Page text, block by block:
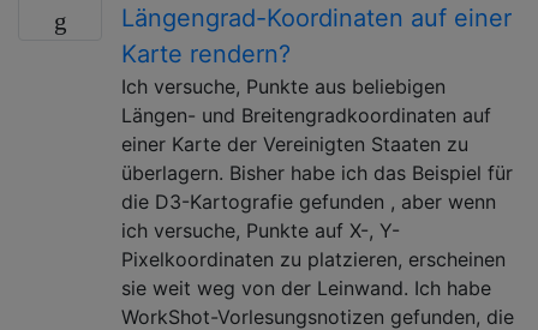
Längengrad-Koordinaten auf einer
Karte rendern?
Ich versuche, Punkte aus beliebigen
Längen- und Breitengradkoordinaten auf
einer Karte der Vereinigten Staaten zu
überlagern. Bisher habe ich das Beispiel für
die D3-Kartografie gefunden , aber wenn
ich versuche, Punkte auf X-, Y-
Pixelkoordinaten zu platzieren, erscheinen
sie weit weg von der Leinwand. Ich habe
WorkShot-Vorlesungsnotizen gefunden, die